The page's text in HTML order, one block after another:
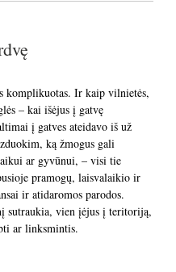
komplikuotas. Ir kaip vilnietės,
– kai išėjus į gatvę
į gatves ateidavo iš už
ką žmogus gali
ar gyvūnui, – visi tie
pramogų, laisvalaikio ir
ir atidaromos parodos.
sutraukia, vien įėjus į teritoriją,
ar linksmintis.